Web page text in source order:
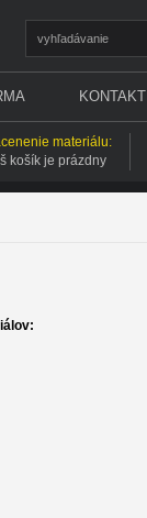
KONTAKT
materiálu:
košík je prázdny